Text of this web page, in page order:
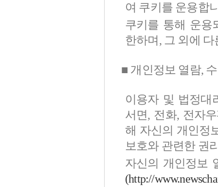
여 쿠키를 운용합
쿠키를 통해 운용
한하며, 그 외에
■ 개인정보 열람,
이용자 및 법정대
서면, 전화, 전자
해 자신의 개인정
보호와 관련한 권
자신의 개인정보
(http://